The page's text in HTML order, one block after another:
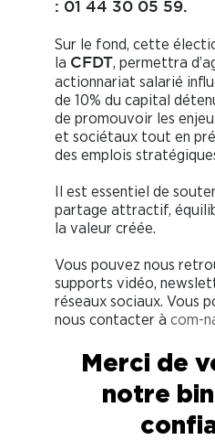
: 01 44 30 05 59.
Sur le fond, cette
la CFDT , permettra
actionnariat salarié
de 10% du capital
de promouvoir les
et sociétaux tout en
des emplois
Il est essentiel de
partage attractif,
la valeur créée.
Vous pouvez nous
supports vidéo,
réseaux sociaux. Vous
nous contacter à com-
Merci de
notre